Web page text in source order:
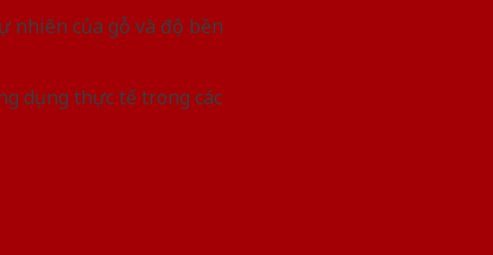
nhiên của gỗ và độ bền
dụng thực tế trong các